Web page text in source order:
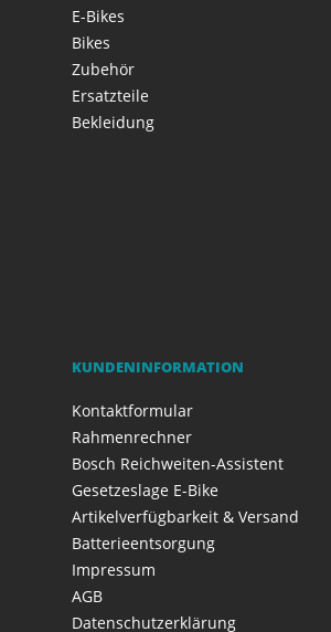
E-Bikes
Bikes
Zubehör
Ersatzteile
Bekleidung
KUNDENINFORMATION
Kontaktformular
Rahmenrechner
Bosch Reichweiten-Assistent
Gesetzeslage E-Bike
Artikelverfügbarkeit & Versand
Batterieentsorgung
Impressum
AGB
Datenschutzerklärung